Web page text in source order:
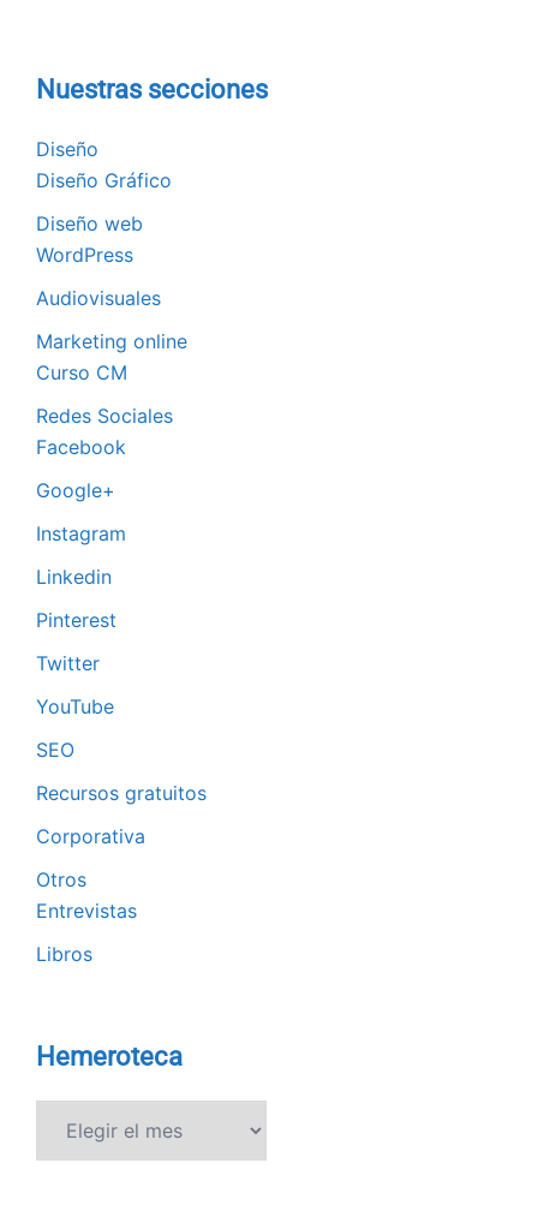
Nuestras secciones
Diseño
Diseño Gráfico
Diseño web
WordPress
Audiovisuales
Marketing online
Curso CM
Redes Sociales
Facebook
Google+
Instagram
Linkedin
Pinterest
Twitter
YouTube
SEO
Recursos gratuitos
Corporativa
Otros
Entrevistas
Libros
Hemeroteca